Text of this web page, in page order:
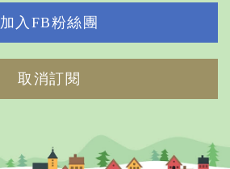
加入FB粉絲團
取消訂閱